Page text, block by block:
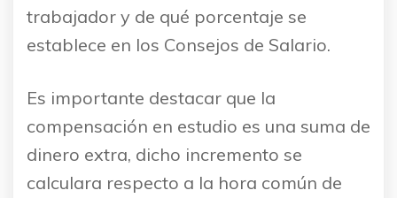
trabajador y de qué porcentaje se
establece en los Consejos de Salario.
Es importante destacar que la
compensación en estudio es una suma de
dinero extra, dicho incremento se
calculara respecto a la hora común de